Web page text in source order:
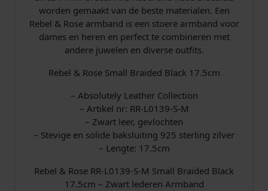
j
s
w
a
s
:
€
8
,
0
0
.
-
L
0
1
9
-
S
M
m
b
worden gemaakt van de beste materialen. Een
Rebel & Rose armband is een stoere armband voor
dames en heren en perfect te combineren met
andere juwelen en diverse outfits.
Rebel & Rose Small Braided Black 17.5cm
– Absolutely Leather Collection
– Artikel nr: RR-L0139-S-M
– Zwart leer, gevlochten
– Stevige en solide baksluiting 925 sterling zilver
– Lengte: 17.5cm
Rebel & Rose RR-L0139-S-M Small Braided Black
17.5cm – Zwart lederen Armband